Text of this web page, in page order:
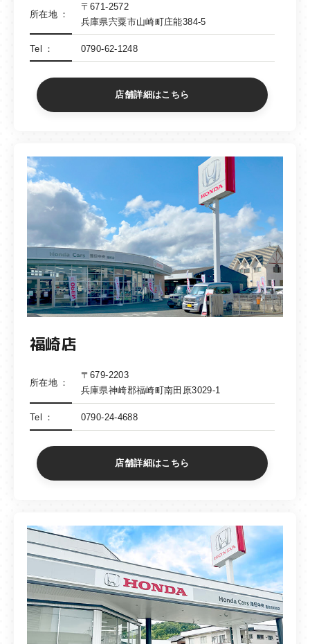
所在地
〒671-2572
兵庫県宍粟市山崎町庄能384-5
Tel 0790-62-1248
店舗詳細はこちら
福崎店
所在地
〒679-2203
兵庫県神崎郡福崎町南田原3029-1
Tel 0790-24-4688
店舗詳細はこちら